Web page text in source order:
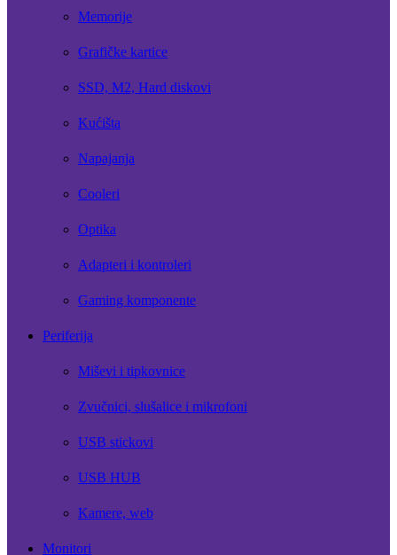
Memorije
Grafičke kartice
SSD, M2, Hard diskovi
Kućišta
Napajanja
Cooleri
Optika
Adapteri i kontroleri
Gaming komponente
Periferija
Miševi i tipkovnice
Zvučnici, slušalice i mikrofoni
USB stickovi
USB HUB
Kamere, web
Monitori